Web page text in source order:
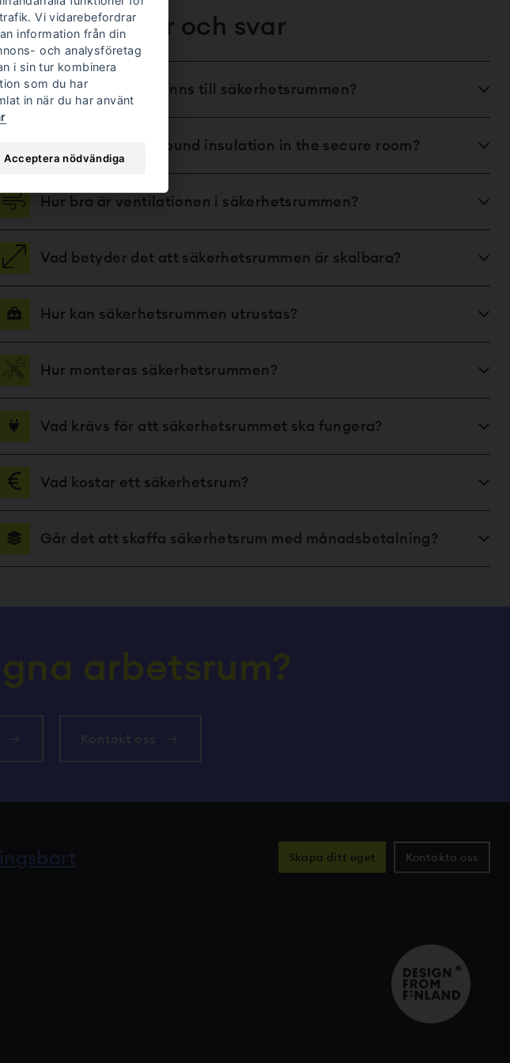
frågor och svar
Vilken typ av lås finns till säkerhetsrummen?
How good is the sound insulation in the secure room?
Hur bra är ventilationen i säkerhetsrummen?
Vad betyder det att säkerhetsrummen är skalbara?
Hur kan säkerhetsrummen utrustas?
Hur monteras säkerhetsrummen?
Vad krävs för att säkerhetsrummet ska fungera?
Vad kostar ett säkerhetsrum?
Går det att skaffa säkerhetsrum med månadsbetalning?
arbetsrum?
Skapa ditt eget Kontakta oss
Vi vidarebefordrar
information från din
och analysföretag
i sin tur kombinera
som du har
in när du har använt
Acceptera nödvändiga